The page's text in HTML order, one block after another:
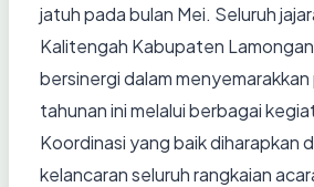
jatuh pada bulan Mei. Seluruh
Kalitengah Kabupaten
bersinergi dalam
tahunan ini melalui berbagai
Koordinasi yang baik diharapkan
kelancaran seluruh rangkaian